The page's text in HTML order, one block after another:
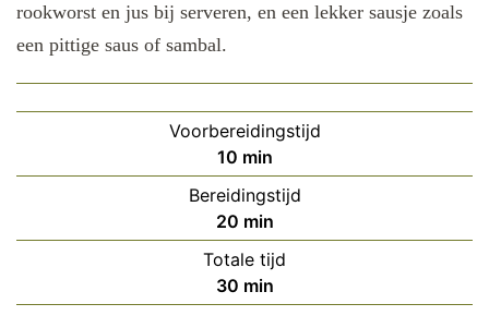
rookworst en jus bij serveren, en een lekker sausje zoals
een pittige saus of sambal.
Voorbereidingstijd
10minuten
min
Bereidingstijd
20minuten
min
Totale tijd
30minuten
min